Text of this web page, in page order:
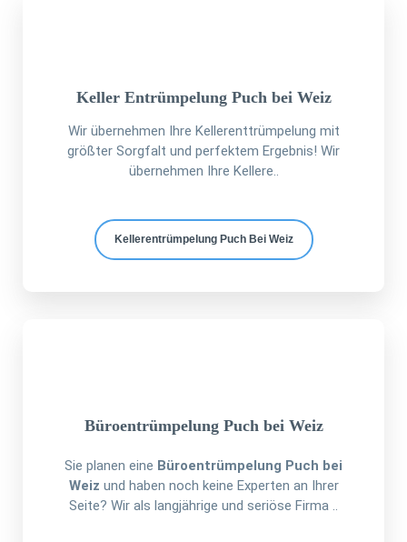
Keller Entrümpelung Puch bei Weiz
Wir übernehmen Ihre Kellerenttrümpelung mit
größter Sorgfalt und perfektem Ergebnis! Wir
übernehmen Ihre Kellere..
Kellerentrümpelung Puch Bei Weiz
Büroentrümpelung Puch bei Weiz
Sie planen eine Büroentrümpelung Puch bei
Weiz und haben noch keine Experten an Ihrer
Seite? Wir als langjährige und seriöse Firma ..